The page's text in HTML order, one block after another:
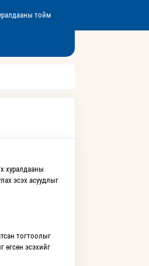
тойм
хуралдааны
эсэх асуудлыг
тогтоолыг
өгсөн эсэхийг